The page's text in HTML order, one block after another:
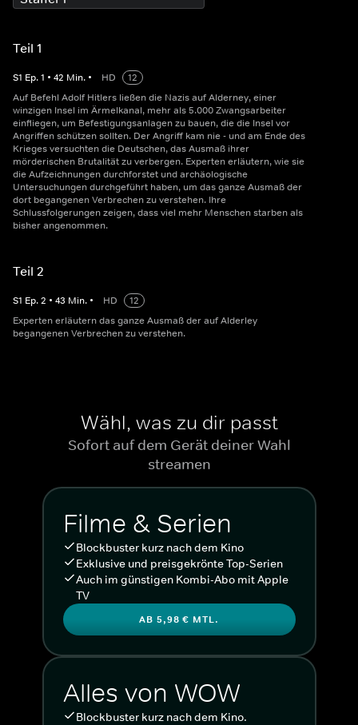
Teil 1
S1 Ep.1 • 42 Min. • HD
12
Auf Befehl Adolf Hitlers ließen die Nazis auf Alderney, einer
winzigen Insel im Ärmelkanal, mehr als 5.000 Zwangsarbeiter
einfliegen, um Befestigungsanlagen zu bauen, die die Insel vor
Angriffen schützen sollten. Der Angriff kam nie - und am Ende des
Krieges versuchten die Deutschen, das Ausmaß ihrer
mörderischen Brutalität zu verbergen. Experten erläutern, wie sie
die Aufzeichnungen durchforstet und archäologische
Untersuchungen durchgeführt haben, um das ganze Ausmaß der
dort begangenen Verbrechen zu verstehen. Ihre
Schlussfolgerungen zeigen, dass viel mehr Menschen starben als
bisher angenommen.
Teil 2
S1 Ep.2 • 43 Min. • HD
12
Experten erläutern das ganze Ausmaß der auf Alderley
begangenen Verbrechen zu verstehen.
Wähl, was zu dir passt
Sofort auf dem Gerät deiner Wahl
streamen
Filme & Serien
Blockbuster kurz nach dem Kino
Exklusive und preisgekrönte Top-Serien
Auch im günstigen Kombi-Abo mit Apple
TV
AB 5,98 € MTL.
Alles von WOW
Blockbuster kurz nach dem Kino.